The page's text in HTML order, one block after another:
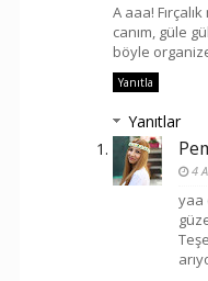
A aaa!
canım, güle
böyle
Yanıtla
Yanıtlar
4
yaa